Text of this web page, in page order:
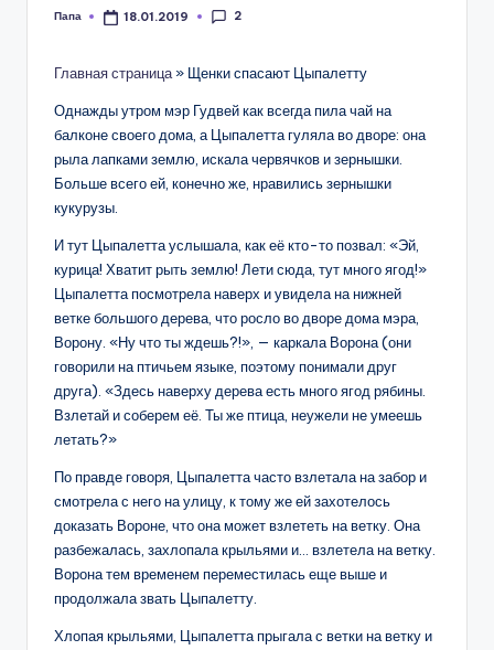
Запись
Папа 18.01.2019 2
Главная страница» Щенки спасают Цыпалетту
Однажды утром мэр Гудвей как всегда пила чай на
балконе своего дома, а Цыпалетта гуляла во дворе: она
рыла лапками землю, искала червячков и зернышки.
Больше всего ей, конечно же, нравились зернышки
кукурузы.
И тут Цыпалетта услышала, как её кто-то позвал: «Эй,
курица! Хватит рыть землю! Лети сюда, тут много ягод!»
Цыпалетта посмотрела наверх и увидела на нижней
ветке большого дерева, что росло во дворе дома мэра,
Ворону. «Ну что ты ждешь?!», — каркала Ворона (они
говорили на птичьем языке, поэтому понимали друг
друга). «Здесь наверху дерева есть много ягод рябины.
Взлетай и соберем её. Ты же птица, неужели не умеешь
летать?»
По правде говоря, Цыпалетта часто взлетала на забор и
смотрела с него на улицу, к тому же ей захотелось
доказать Вороне, что она может взлететь на ветку. Она
разбежалась, захлопала крыльями и… взлетела на ветку.
Ворона тем временем переместилась еще выше и
продолжала звать Цыпалетту.
Хлопая крыльями, Цыпалетта прыгала с ветки на ветку и